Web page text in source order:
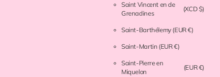
Saint Vincent en de
Grenadines
(XCD $)
Saint-Barthélemy(EUR €)
Saint-Martin (EUR €)
Saint-Pierre en
Miquelon
(EUR €)